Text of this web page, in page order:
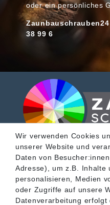
oder ein persönliches
38 99 6
SERVICE
INFORMATIONEN
Wir verwenden Cookies
unserer Website und
Daten von
Adresse), um z.B. Inhalte
personalisieren, Medien
oder Zugriffe auf unsere
Datenverarbeitung erfolgt